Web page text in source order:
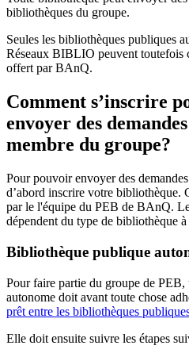
bibliothèques du groupe.
Seules les bibliothèques publiques
Réseaux BIBLIO peuvent toutefois
offert par BAnQ.
Comment s’inscrire
envoyer des
membre du groupe?
Pour pouvoir envoyer des
d’abord inscrire votre bibliothèque.
par le l'équipe du PEB de BAnQ.
dépendent du type de bibliothèque
Bibliothèque publique
Pour faire partie du groupe de
autonome doit avant toute chose
prêt entre les bibliothèques
Elle doit ensuite suivre les étapes